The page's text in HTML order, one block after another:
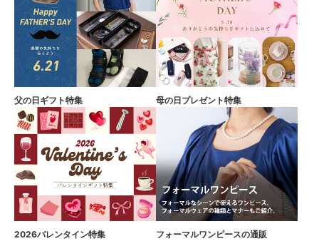
父の日ギフト特集 母の日プレゼント特集
2026バレンタイン特集 フォーマルワンピースの通販